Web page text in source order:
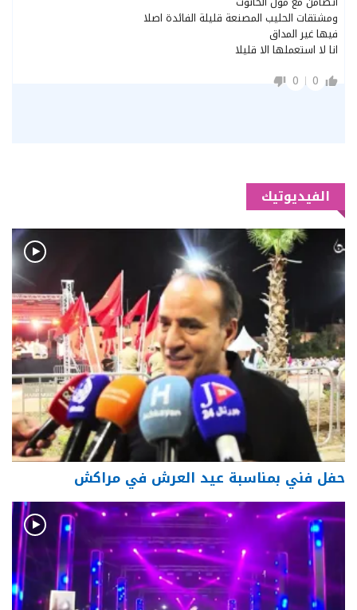
ومشتقات الحليب المصنعة قليلة الفائدة اصلا
فيها غير المداق
انا لا استعملها الا قليلا
0
0
الفيديوتيك
حفل فني بمناسبة عيد العرش في مراكش